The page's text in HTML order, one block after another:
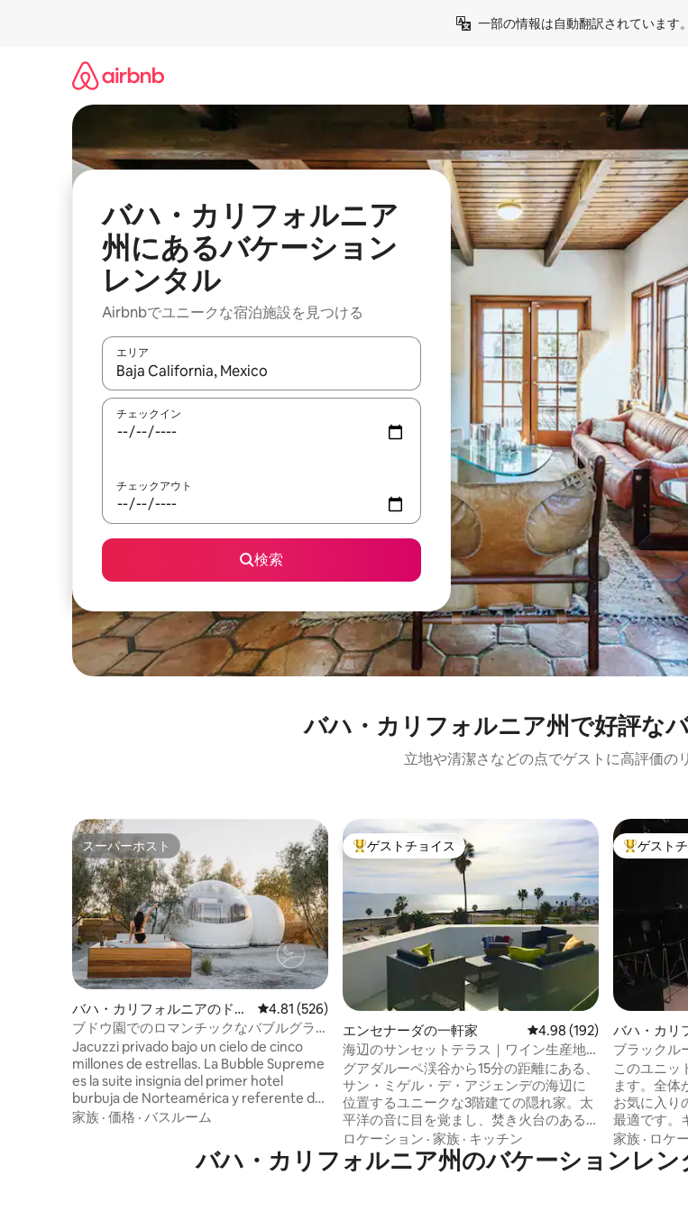
一部の情報は自動翻訳されています。
バハ・カリフォルニア
州にあるバケーション
レンタル
Airbnbでユニークな宿泊施設を見つける
エリア
検索結果が表示されたら、上下の矢印キーを使って移動するか、画面をタッチまたはスワイプして検
チェックイン
チェックアウト
検索
バハ・カリフォルニア州で好評な
立地や清潔さなどの点でゲストに高評価の
スーパーホスト
スーパーホスト
バハ・カリフォルニアのドー
ムハウス
レビュー526件、5つ星中4.81つ星の平均評価
4.81 (526)
ブドウ園でのロマンチックなバブルグラ
ンピング（ジャグジー付き）
Jacuzzi privado bajo un cielo de cinco
millones de estrellas. La Bubble Supreme
es la suite insignia del primer hotel
burbuja de Norteamérica y referente del
glamping de lujo en México: cúpula
viñedos de Docepiedras Wine Club y el
baño más amplio de todo el hotel. Solo
家族 · 価格 · バスルーム
大好評のゲストチョイスです。
ゲストチョイス
エンセナーダの一軒家 レビュー192件、5つ星中
4.98 (192)
海辺のサンセットテラス｜ワイン生産地
まで15分
グアダルーペ渓谷から15分の距離にある、
サン・ミゲル・デ・アジェンデの海辺に
位置するユニークな3階建ての隠れ家。太
平洋の音に目を覚まし、焚き火台のある
広大なテラスからエンセナダで最も美し
いサンセットをお楽しみください。 ワー
ク＆プレイ：海が見える約4.5メートルの
ロケーション · 家族 · キッチン
大好評の
ゲスト
バハ・カリ
ンション・
ブラックル
このユニッ
ます。全体
お気に入り
最適です。
75インチテ
高速Wi-Fi
て完全にプライベ
家族 · ロケ
バハ・カリフォルニア州のバケーションレ